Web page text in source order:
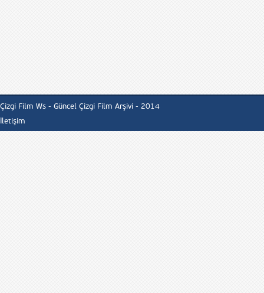
Çizgi Film Ws - Güncel Çizgi Film Arşivi - 2014
İletişim